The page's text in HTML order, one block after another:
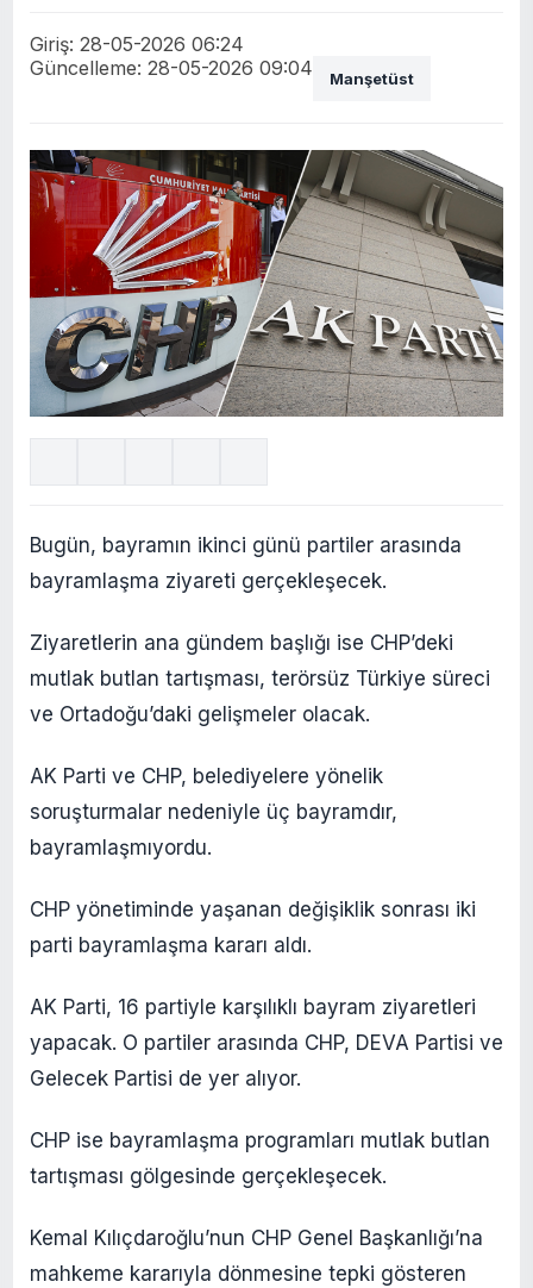
Giriş: 28-05-2026 06:24
Güncelleme: 28-05-2026 09:04
Manşetüst
Bugün, bayramın ikinci günü partiler arasında
bayramlaşma ziyareti gerçekleşecek.
Ziyaretlerin ana gündem başlığı ise CHP’deki
mutlak butlan tartışması, terörsüz Türkiye süreci
ve Ortadoğu’daki gelişmeler olacak.
AK Parti ve CHP, belediyelere yönelik
soruşturmalar nedeniyle üç bayramdır,
bayramlaşmıyordu.
CHP yönetiminde yaşanan değişiklik sonrası iki
parti bayramlaşma kararı aldı.
AK Parti, 16 partiyle karşılıklı bayram ziyaretleri
yapacak. O partiler arasında CHP, DEVA Partisi ve
Gelecek Partisi de yer alıyor.
CHP ise bayramlaşma programları mutlak butlan
tartışması gölgesinde gerçekleşecek.
Kemal Kılıçdaroğlu’nun CHP Genel Başkanlığı’na
mahkeme kararıyla dönmesine tepki gösteren